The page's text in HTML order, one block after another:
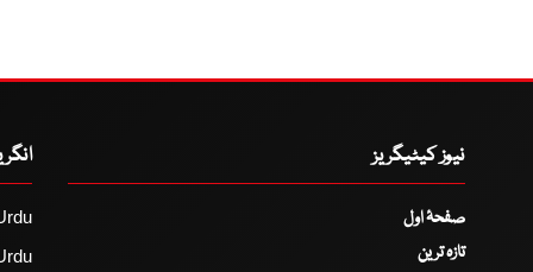
نیوز کیٹیگریز
صفحۂ اول
تازہ ترین